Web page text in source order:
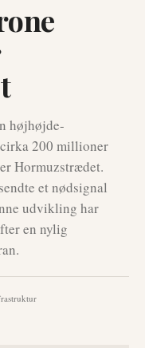
højhøjde-
200 millioner
Hormuzstrædet.
et nødsignal
udvikling har
en nylig